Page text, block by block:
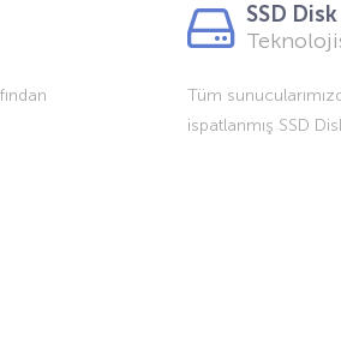
SSD Disk
Tüm
ispatlanmış SSD